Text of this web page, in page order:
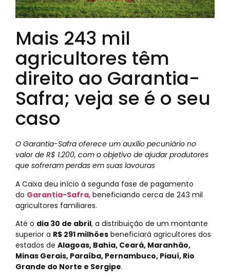
Mais 243 mil
agricultores têm
direito ao Garantia-
Safra; veja se é o seu
caso
O Garantia-Safra oferece um auxílio pecuniário no
valor de R$ 1.200, com o objetivo de ajudar produtores
que sofreram perdas em suas lavouras
A Caixa deu início à segunda fase de pagamento
do Garantia-Safra, beneficiando cerca de 243 mil
agricultores familiares.
Até o dia 30 de abril, a distribuição de um montante
superior a R$ 291 milhões beneficiará agricultores dos
estados de Alagoas, Bahia, Ceará, Maranhão,
Minas Gerais, Paraíba, Pernambuco, Piauí, Rio
Grande do Norte e Sergipe.